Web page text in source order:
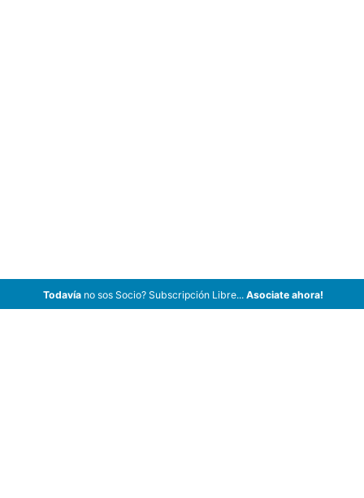
Todavíano sos Socio? Subscripción Libre... Asociate ahora!